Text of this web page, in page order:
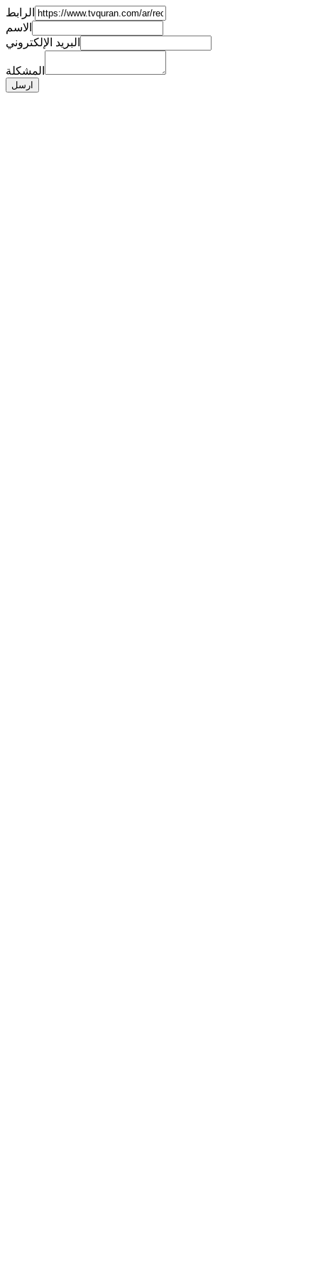
الرابط
الاسم
البريد الإلكتروني
المشكلة
ارسل